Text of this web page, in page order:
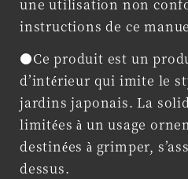
une utilisation non
instructions de ce
●Ce produit est un
d’intérieur qui imite le
jardins japonais. La
limitées à un usage
destinées à grimper,
dessus.